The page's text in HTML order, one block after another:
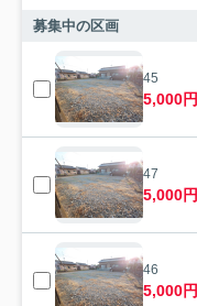
募集中の区画
45
5,000円
47
5,000円
46
5,000円